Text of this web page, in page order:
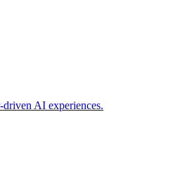
AI experiences.